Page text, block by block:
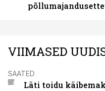
VIIMASED
SAATED
Läti toidu